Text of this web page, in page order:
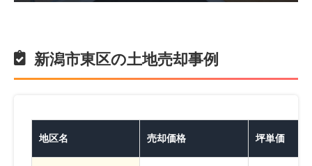
新潟市東区の土地売却事例
地区名 売却価格 坪単価